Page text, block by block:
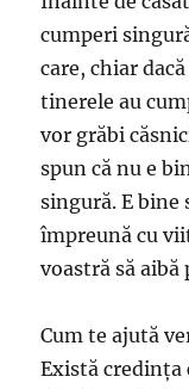
cumperi
care, chiar
tinerele au
vor grăbi
spun că nu e
singură. E bine
împreună cu
voastră să
Cum te ajută
Există credința